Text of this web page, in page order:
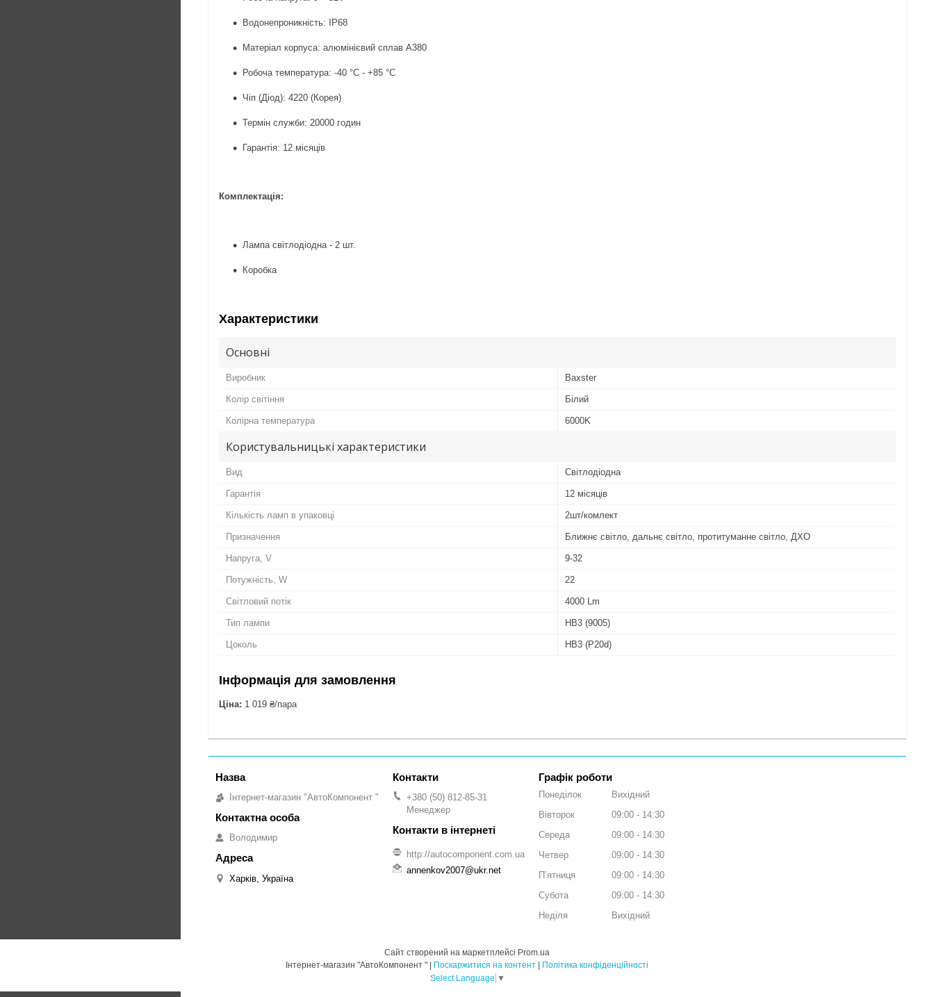
Водонепроникність: IP68
Матеріал корпуса: алюмінієвий сплав А380
Робоча температура: -40 °C - +85 °C
Чіп (Діод): 4220 (Корея)
Термін служби: 20000 годин
Гарантія: 12 місяців
Комплектація:
Лампа світлодіодна - 2 шт.
Коробка
Характеристики
Основні
Виробник Baxster
Колір світіння Білий
Колірна температура 6000K
Користувальницькі характеристики
Вид Світлодіодна
Гарантія 12 місяців
Кількість ламп в упаковці 2шт/комлект
Призначення Ближнє світло, дальнє світло, протитуманне світло, ДХО
Напруга, V 9-32
Потужність, W 22
Світловий потік 4000 Lm
Тип лампи HB3 (9005)
Цоколь HB3 (P20d)
Інформація для замовлення
Ціна: 1 019 ₴/пара
Інтернет-магазин "АвтоКомпонент "
Володимир
Харків, Україна
+380 (50) 812-85-31
Менеджер
http://autocomponent.com.ua
annenkov2007@ukr.net
Графік роботи
Понеділок
Вихідний
Вівторок
09:00
14:30
Середа
09:00
14:30
Четвер
09:00
14:30
Пʼятниця
09:00
14:30
Субота
09:00
14:30
Неділя
Вихідний
Сайт створений на маркетплейсі Prom.ua
Поскаржитися на контент
Політика конфіденційності
Select Language ▼